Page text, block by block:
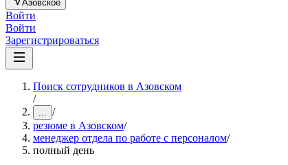
Азовское
Войти
Войти
Зарегистрироваться
Поиск сотрудников в Азовском
/
... /
резюме в Азовском/
менеджер отдела по работе с персоналом/
полный день